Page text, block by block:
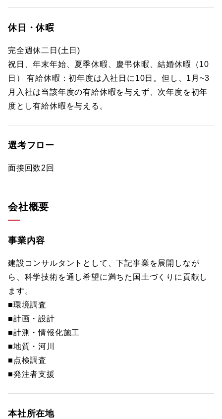
休日・休暇
完全週休二日(土日)
祝日、年末年始、夏季休暇、慶弔休暇、結婚休暇（10
日） 有給休暇：初年度は入社日に10日。但し、1月~3
月入社は当該年度の有給休暇を与えず、次年度を初年
度とし有給休暇を与える。
選考フロー
面接回数2回
会社概要
事業内容
建設コンサルタントとして、下記事業を展開しなが
ら、科学技術を通し希望に満ちた国土づくりに貢献し
ます。
■環境調査
■計画・設計
■計測・情報化施工
■地質・河川
■点検調査
■発注者支援
本社所在地